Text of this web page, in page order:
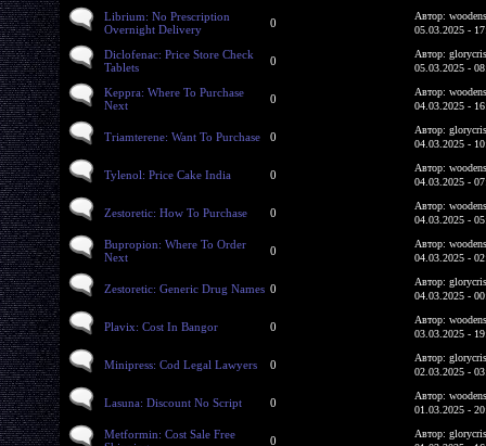
Librium: No Prescription
Overnight Delivery
0
Автор:
05.03.2025 -
Diclofenac: Price Store Check
Tablets
0
Автор:
05.03.2025 -
Keppra: Where To Purchase
Next
0
Автор:
04.03.2025 -
Triamterene: Want To Purchase 0
Автор:
04.03.2025 -
Tylenol: Price Cake India 0
Автор:
04.03.2025 -
Zestoretic: How To Purchase 0
Автор:
04.03.2025 -
Bupropion: Where To Order
Next
0
Автор:
04.03.2025 -
Zestoretic: Generic Drug Names 0
Автор:
04.03.2025 -
Plavix: Cost In Bangor 0
Автор:
03.03.2025 -
Minipress: Cod Legal Lawyers 0
Автор:
02.03.2025 -
Lasuna: Discount No Script 0
Автор:
01.03.2025 -
Metformin: Cost Sale Free
0
Автор: